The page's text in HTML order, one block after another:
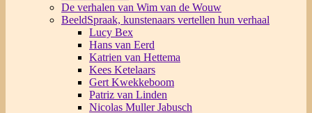
De verhalen van Wim van de Wouw
BeeldSpraak, kunstenaars vertellen hun verhaal
Lucy Bex
Hans van Eerd
Katrien van Hettema
Kees Ketelaars
Gert Kwekkeboom
Patriz van Linden
Nicolas Muller Jabusch